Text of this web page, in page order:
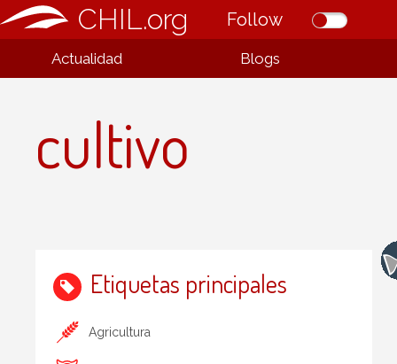
CHIL.org Follow
Actualidad Blogs
cultivo
Etiquetas principales
Agricultura